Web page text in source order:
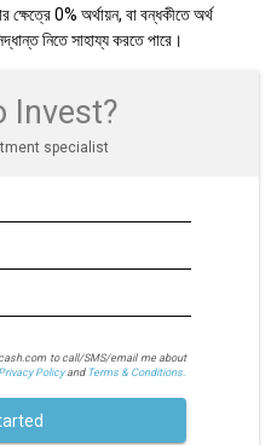
0% অর্থায়ন, বা বন্ধকীতে অর্থ
নিতে সাহায্য করতে পারে।
Invest?
specialist
to call/SMS/email me about
Policyand Terms & Conditions.